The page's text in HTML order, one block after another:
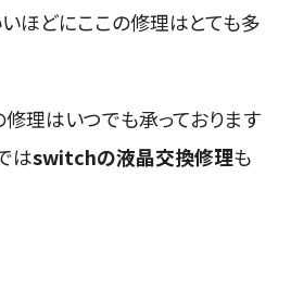
ほどにここの修理はとても多
理はいつでも承っております
はswitchの液晶交換修理も